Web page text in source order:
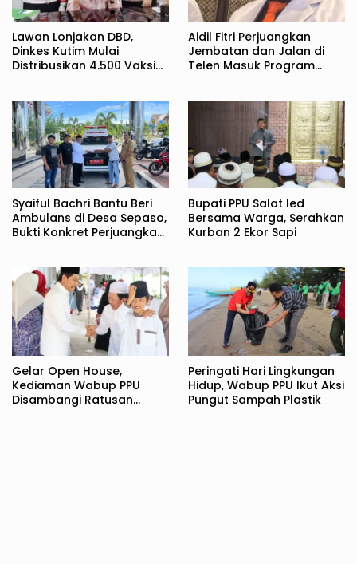
Lawan Lonjakan DBD,
Dinkes Kutim Mulai
Distribusikan 4.500 Vaksin
Aidil Fitri Perjuangkan
Jembatan dan Jalan di
Telen Masuk Program
Syaiful Bachri Bantu Beri
Ambulans di Desa Sepaso,
Bukti Konkret Perjuangkan
Bupati PPU Salat Ied
Bersama Warga, Serahkan
Kurban 2 Ekor Sapi
Gelar Open House,
Kediaman Wabup PPU
Disambangi Ratusan
Peringati Hari Lingkungan
Hidup, Wabup PPU Ikut Aksi
Pungut Sampah Plastik